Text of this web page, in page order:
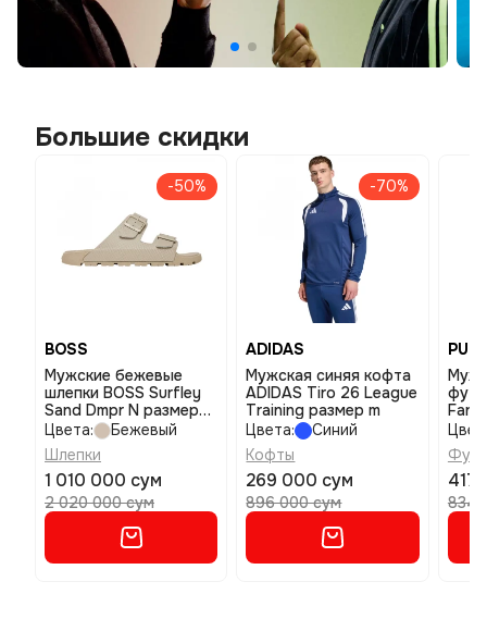
Большие скидки
-50%
BOSS
Мужские бежевые
шлепки BOSS Surfley
Sand Dmpr N размер
42
Цвета:
Бежевый
Шлепки
1 010 000 сум
2 020 000 сум
-70%
ADIDAS
Мужская синяя кофта
ADIDAS Tiro 26 League
Training размер m
Цвета:
Синий
Кофты
269 000 сум
896 000 сум
tee
417
834